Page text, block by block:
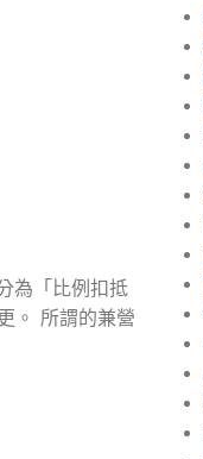
為「比例扣抵
。 所謂的兼營